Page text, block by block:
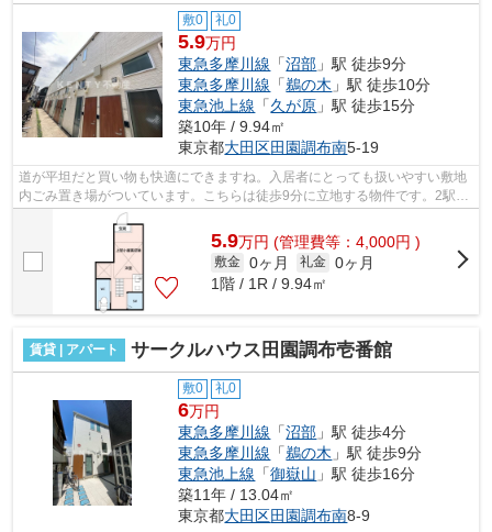
敷0 礼0
5.9万円
東急多摩川線 「沼部 」駅 徒歩9分
東急多摩川線 「鵜の木 」駅 徒歩10分
東急池上線 「久が原 」駅 徒歩15分
築10年 / 9.94㎡
東京都大田区田園調布南5-19
道が平坦だと買い物も快適にできますね。入居者にとっても扱いやすい敷地
内ごみ置き場がついています。こちらは徒歩9分に立地する物件です。2駅利
用可能のアパートです。こちらの物件...
5.9万円 (管理費等：4,000円 )
敷金 0ヶ月 礼金 0ヶ月
1階 / 1R / 9.94㎡
賃貸 | アパート サークルハウス田園調布壱番館
敷0 礼0
6万円
東急多摩川線 「沼部 」駅 徒歩4分
東急多摩川線 「鵜の木 」駅 徒歩9分
東急池上線 「御嶽山 」駅 徒歩16分
築11年 / 13.04㎡
東京都大田区田園調布南8-9